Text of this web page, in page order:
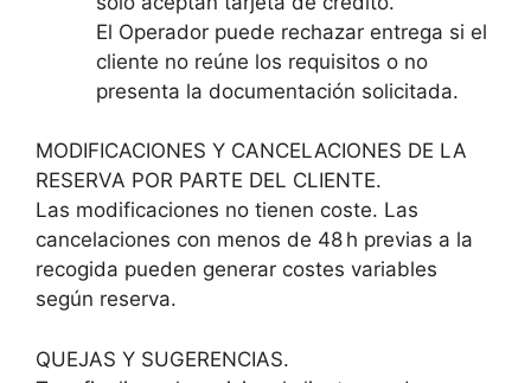
El Operador puede rechazar entrega si el
cliente no reúne los requisitos o no
presenta la documentación solicitada.
MODIFICACIONES Y CANCELACIONES DE LA
RESERVA POR PARTE DEL CLIENTE.
Las modificaciones no tienen coste. Las
cancelaciones con menos de 48 h previas a la
recogida pueden generar costes variables
según reserva.
QUEJAS Y SUGERENCIAS.